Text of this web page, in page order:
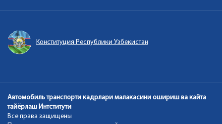
Единый портал интерактивных
Автомобиль транспорти кадрлари малакасини ошириш ва кайта
тайёрлаш Интститути
Все права защищены